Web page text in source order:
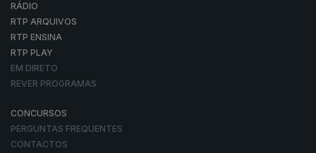
RÁDIO
RTP ARQUIVOS
RTP ENSINA
RTP PLAY
EM DIRETO
REVER PROGRAMAS
CONCURSOS
PERGUNTAS FREQUENTES
CONTACTOS